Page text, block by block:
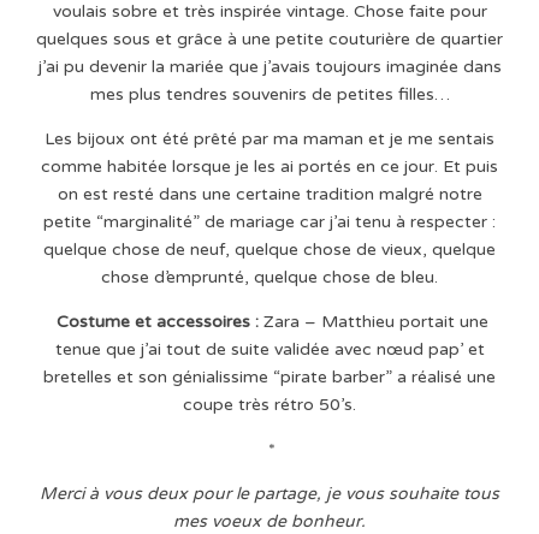
voulais sobre et très inspirée vintage. Chose faite pour
quelques sous et grâce à une petite couturière de quartier
j’ai pu devenir la mariée que j’avais toujours imaginée dans
mes plus tendres souvenirs de petites filles…
Les bijoux ont été prêté par ma maman et je me sentais
comme habitée lorsque je les ai portés en ce jour. Et puis
on est resté dans une certaine tradition malgré notre
petite “marginalité” de mariage car j’ai tenu à respecter :
quelque chose de neuf, quelque chose de vieux, quelque
chose d’emprunté, quelque chose de bleu.
Costume et accessoires : Zara – Matthieu portait une
tenue que j’ai tout de suite validée avec nœud pap’ et
bretelles et son génialissime “pirate barber” a réalisé une
coupe très rétro 50’s.
*
Merci à vous deux pour le partage, je vous souhaite tous
mes voeux de bonheur.